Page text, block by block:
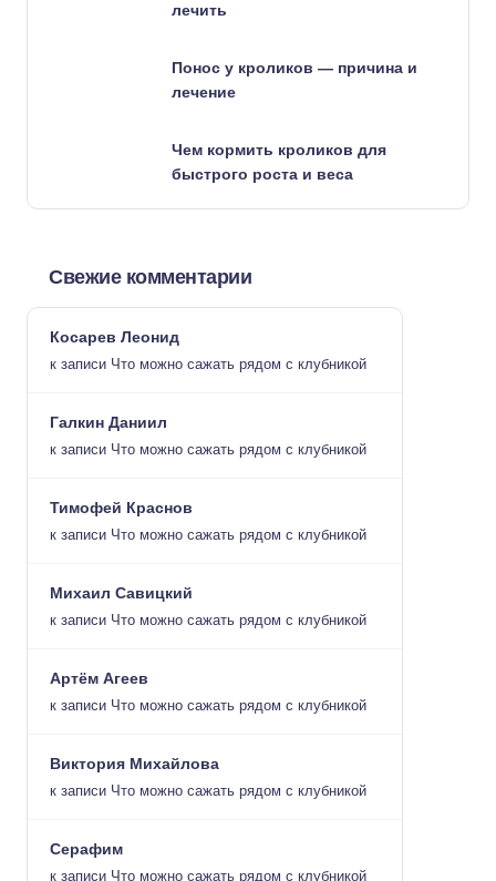
лечить
Понос у кроликов — причина и
лечение
Чем кормить кроликов для
быстрого роста и веса
Свежие комментарии
Косарев Леонид
к записи Что можно сажать рядом с клубникой
Галкин Даниил
к записи Что можно сажать рядом с клубникой
Тимофей Краснов
к записи Что можно сажать рядом с клубникой
Михаил Савицкий
к записи Что можно сажать рядом с клубникой
Артём Агеев
к записи Что можно сажать рядом с клубникой
Виктория Михайлова
к записи Что можно сажать рядом с клубникой
Серафим
к записи Что можно сажать рядом с клубникой